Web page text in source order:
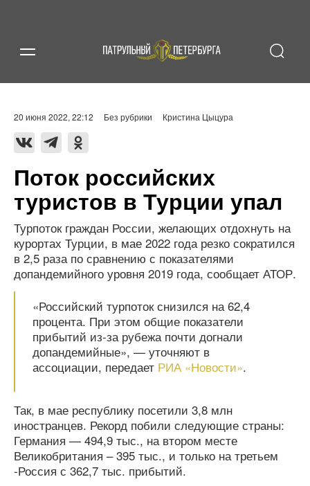
20 июня 2022, 22:12 Без рубрики Кристина Цыцура
Поток российских
туристов в Турции упал
Турпоток граждан России, желающих отдохнуть на
курортах Турции, в мае 2022 года резко сократился
в 2,5 раза по сравнению с показателями
допандемийного уровня 2019 года, сообщает АТОР.
«Российский турпоток снизился на 62,4
процента. При этом общие показатели
прибытий из-за рубежа почти догнали
допандемийные», — уточняют в
ассоциации, передает РИА «Новости».
Так, в мае республику посетили 3,8 млн
иностранцев. Рекорд побили следующие страны:
Германия — 494,9 тыс., на втором месте
Великобритания – 395 тыс., и только на третьем
-Россия с 362,7 тыс. прибытий.